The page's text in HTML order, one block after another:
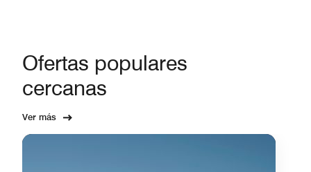
Ofertas populares
cercanas
Ver más